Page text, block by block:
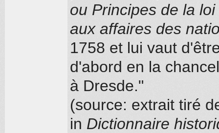
ou Principes de la
aux affaires des
1758 et lui vaut
d'abord en la
à Dresde."
(source: extrait tiré
in Dictionnaire